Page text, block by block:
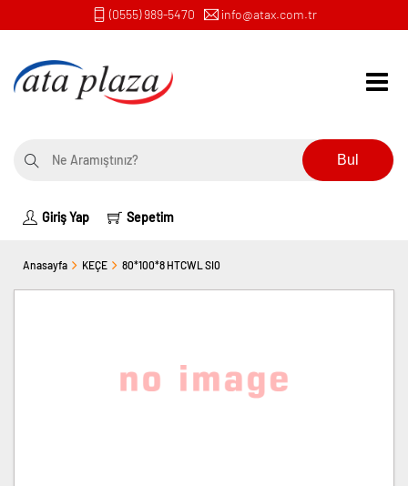
(0555) 989-5470 info@atax.com.tr
Bul
Giriş Yap Sepetim
Anasayfa KEÇE 80*100*8 HTCWL SI0